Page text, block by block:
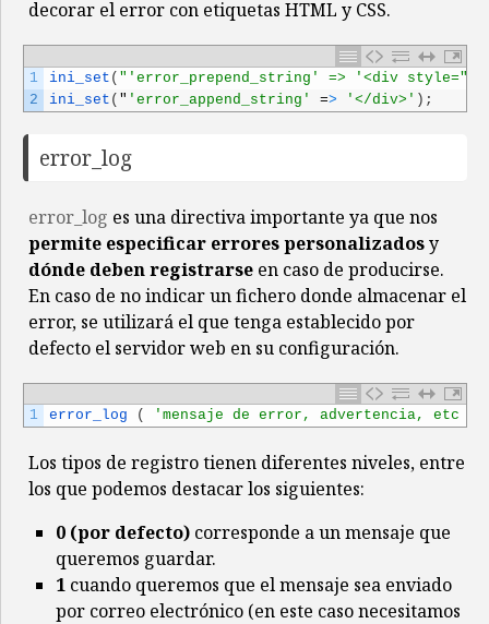
decorar el error con etiquetas HTML y CSS.
1
2
ini_set ( "'error_prepend_string' => '<div style="
ini_set ( " 'error_append_string' => '</div>' ) ;
error_log
error_log es una directiva importante ya que nos
permite especificar errores personalizadosy
dónde deben registrarse en caso de producirse.
En caso de no indicar un fichero donde almacenar el
error, se utilizará el que tenga establecido por
defecto el servidor web en su configuración.
1 error_log ( 'mensaje de error, advertencia, etc
Los tipos de registro tienen diferentes niveles, entre
los que podemos destacar los siguientes:
0 (por defecto) corresponde a un mensaje que
queremos guardar.
1 cuando queremos que el mensaje sea enviado
por correo electrónico (en este caso necesitamos